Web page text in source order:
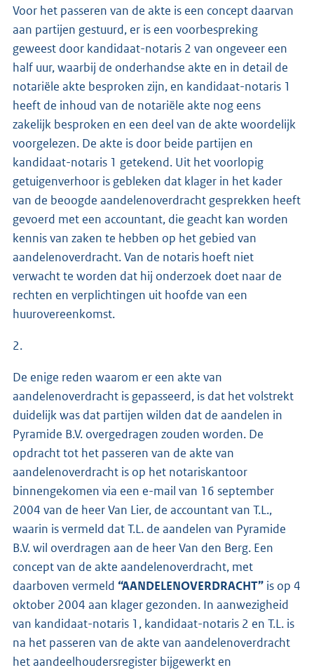
Voor het passeren van de akte is een concept daarvan
aan partijen gestuurd, er is een voorbespreking
geweest door kandidaat-notaris 2 van ongeveer een
half uur, waarbij de onderhandse akte en in detail de
notariële akte besproken zijn, en kandidaat-notaris 1
heeft de inhoud van de notariële akte nog eens
zakelijk besproken en een deel van de akte woordelijk
voorgelezen. De akte is door beide partijen en
kandidaat-notaris 1 getekend. Uit het voorlopig
getuigenverhoor is gebleken dat klager in het kader
van de beoogde aandelenoverdracht gesprekken heeft
gevoerd met een accountant, die geacht kan worden
kennis van zaken te hebben op het gebied van
aandelenoverdracht. Van de notaris hoeft niet
verwacht te worden dat hij onderzoek doet naar de
rechten en verplichtingen uit hoofde van een
huurovereenkomst.
2.
De enige reden waarom er een akte van
aandelenoverdracht is gepasseerd, is dat het volstrekt
duidelijk was dat partijen wilden dat de aandelen in
Pyramide B.V. overgedragen zouden worden. De
opdracht tot het passeren van de akte van
aandelenoverdracht is op het notariskantoor
binnengekomen via een e-mail van 16 september
2004 van de heer Van Lier, de accountant van T.L.,
waarin is vermeld dat T.L. de aandelen van Pyramide
B.V. wil overdragen aan de heer Van den Berg. Een
concept van de akte aandelenoverdracht, met
daarboven vermeld “AANDELENOVERDRACHT” is op 4
oktober 2004 aan klager gezonden. In aanwezigheid
van kandidaat-notaris 1, kandidaat-notaris 2 en T.L. is
na het passeren van de akte van aandelenoverdracht
het aandeelhoudersregister bijgewerkt en